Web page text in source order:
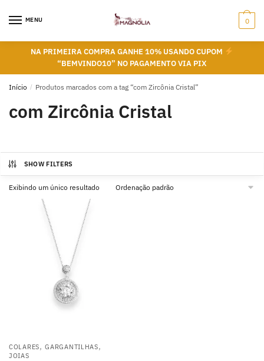
MENU 0
NA PRIMEIRA COMPRA GANHE 10% USANDO CUPOM
“BEMVINDO10” NO PAGAMENTO VIA PIX
Início / Produtos marcados com a tag “com Zircônia Cristal”
com Zircônia Cristal
SHOW FILTERS
Exibindo um único resultado
COLARES,GARGANTILHAS,
JOIAS